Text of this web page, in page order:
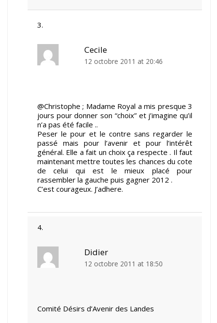
Cecile
12 octobre 2011 at 20:46
@Christophe ; Madame Royal a mis presque 3
jours pour donner son “choix” et j’imagine qu’il
n’a pas été facile ..
Peser le pour et le contre sans regarder le
passé mais pour l’avenir et pour l’intérêt
général. Elle a fait un choix ça respecte . Il faut
maintenant mettre toutes les chances du cote
de celui qui est le mieux placé pour
rassembler la gauche puis gagner 2012 .
C’est courageux. J’adhere.
Didier
12 octobre 2011 at 18:50
Comité Désirs d’Avenir des Landes